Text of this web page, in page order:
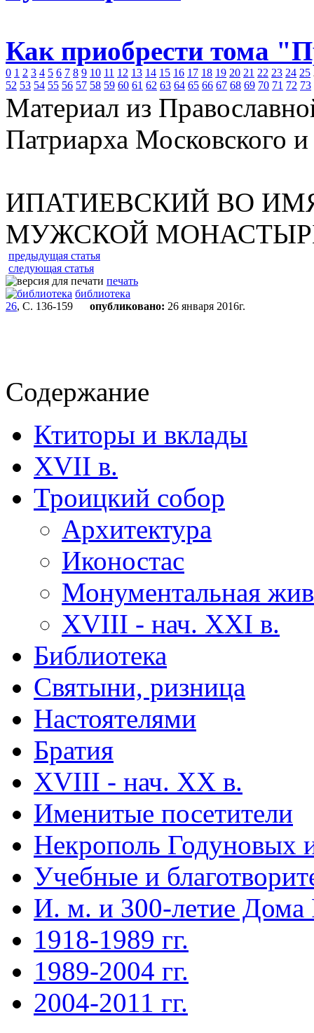
Как приобрести тома
0 1 2 3 4 5 6 7 8 9 10 11 12 13 14 15 16 17 18 19 20 21 22 23 24 25
52 53 54 55 56 57 58 59 60 61 62 63 64 65 66 67 68 69 70 71 72 73
Материал из
Патриарха Московского
ИПАТИЕВСКИЙ ВО
МУЖСКОЙ
предыдущая статья
следующая статья
печать
библиотека
26, С. 136-159 опубликовано: 26 января 2016г.
Содержание
Ктиторы и вклады
XVII в.
Троицкий собор
Архитектура
Иконостас
Монументальная
XVIII - нач. XXI в.
Библиотека
Святыни, ризница
Настоятелями
Братия
XVIII - нач. XX в.
Именитые посетители
Некрополь Годуновых
Учебные и
И. м. и 300-летие Дома
1918-1989 гг.
1989-2004 гг.
2004-2011 гг.